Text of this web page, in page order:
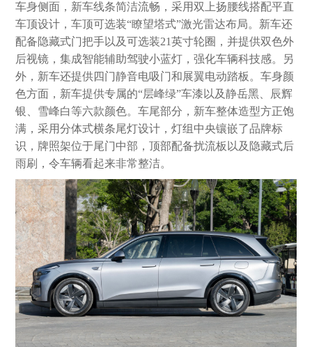
车身侧面，新车线条简洁流畅，采用双上扬腰线搭配平直
车顶设计，车顶可选装“瞭望塔式”激光雷达布局。新车还
配备隐藏式门把手以及可选装21英寸轮圈，并提供双色外
后视镜，集成智能辅助驾驶小蓝灯，强化车辆科技感。另
外，新车还提供四门静音电吸门和展翼电动踏板。车身颜
色方面，新车提供专属的“层峰绿”车漆以及静岳黑、辰辉
银、雪峰白等六款颜色。车尾部分，新车整体造型方正饱
满，采用分体式横条尾灯设计，灯组中央镶嵌了品牌标
识，牌照架位于尾门中部，顶部配备扰流板以及隐藏式后
雨刷，令车辆看起来非常整洁。